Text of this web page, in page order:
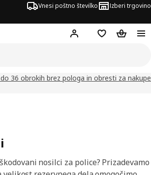
Vnesi poštno številko Izberi trgovino
Hej! Prijava ali
Seznam želja
36 obrokih brez pologa in obresti za nakupe
nosilci za police? Prizadevamo